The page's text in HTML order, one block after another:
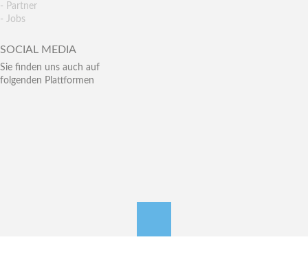
- Partner
- Jobs
SOCIAL MEDIA
Sie finden uns auch auf
folgenden Plattformen